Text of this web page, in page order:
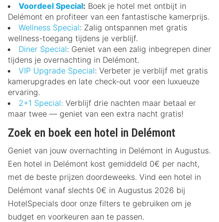
Voordeel Special: Boek je hotel met ontbijt in
Delémont en profiteer van een fantastische kamerprijs.
Wellness Special: Zalig ontspannen met gratis
wellness-toegang tijdens je verblijf.
Diner Special: Geniet van een zalig inbegrepen diner
tijdens je overnachting in Delémont.
VIP Upgrade Special: Verbeter je verblijf met gratis
kamerupgrades en late check-out voor een luxueuze
ervaring.
2+1 Special: Verblijf drie nachten maar betaal er
maar twee — geniet van een extra nacht gratis!
Zoek en boek een hotel in Delémont
Geniet van jouw overnachting in Delémont in Augustus.
Een hotel in Delémont kost gemiddeld 0€ per nacht,
met de beste prijzen doordeweeks. Vind een hotel in
Delémont vanaf slechts 0€ in Augustus 2026 bij
HotelSpecials door onze filters te gebruiken om je
budget en voorkeuren aan te passen.